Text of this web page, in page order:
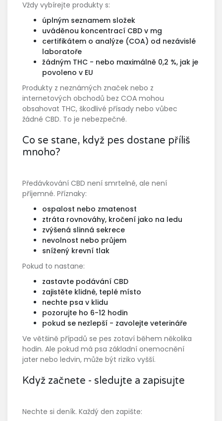
Vždy vybírejte produkty s:
úplným seznamem složek
uváděnou koncentrací CBD v mg
certifikátem o analýze (COA) od nezávislé
laboratoře
žádným THC - nebo maximálně 0,2 %, jak je
povoleno v EU
Produkty z neznámých značek nebo z
internetových obchodů bez COA mohou
obsahovat THC, škodlivé přísady nebo vůbec
žádné CBD. To je nebezpečné.
Co se stane, když pes dostane příliš
mnoho?
Předávkování CBD není smrtelné, ale není
příjemné. Příznaky:
ospalost nebo zmatenost
ztráta rovnováhy, kročení jako na ledu
zvýšená slinná sekrece
nevolnost nebo průjem
snížený krevní tlak
Pokud to nastane:
zastavte podávání CBD
zajistěte klidné, teplé místo
nechte psa v klidu
pozorujte ho 6-12 hodin
pokud se nezlepší - zavolejte veterináře
Ve většině případů se pes zotaví během několika
hodin. Ale pokud má psa základní onemocnění
jater nebo ledvin, může být riziko vyšší.
Když začnete - sledujte a zapisujte
Nechte si deník. Každý den zapište: